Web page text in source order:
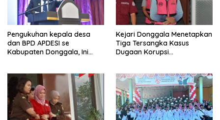
Pengukuhan kepala desa
dan BPD APDESI se
Kabupaten Donggala, Ini
Kejari Donggala Menetapkan
Tiga Tersangka Kasus
Dugaan Korupsi